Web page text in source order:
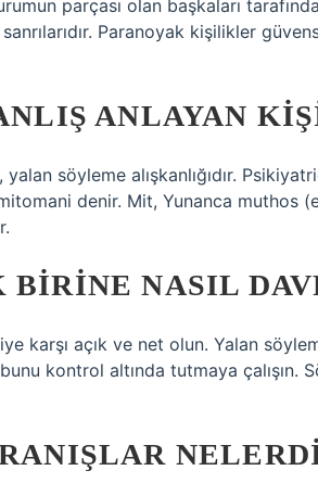
parçası olan başkaları
Paranoyak kişilikler
ANLAYAN
söyleme alışkanlığıdır.
denir. Mit, Yunanca muthos
BIRINE NASIL
karşı açık ve net olun. Yalan
bunu kontrol altında tutmaya çalışın.